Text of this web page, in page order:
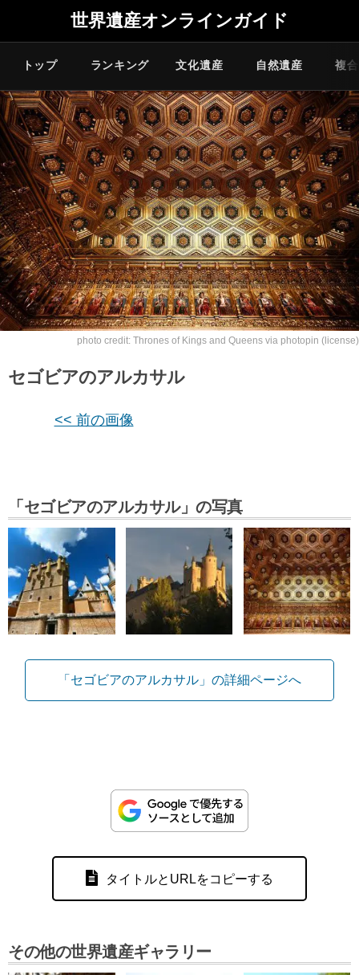
世界遺産オンラインガイド
トップ ランキング 文化遺産 自然遺産 複
photo credit: Thrones of Kings and Queens via photopin (license)
セゴビアのアルカサル
<< 前の画像
「セゴビアのアルカサル」の写真
「セゴビアのアルカサル」の詳細ページへ
タイトルとURLをコピーする
その他の世界遺産ギャラリー